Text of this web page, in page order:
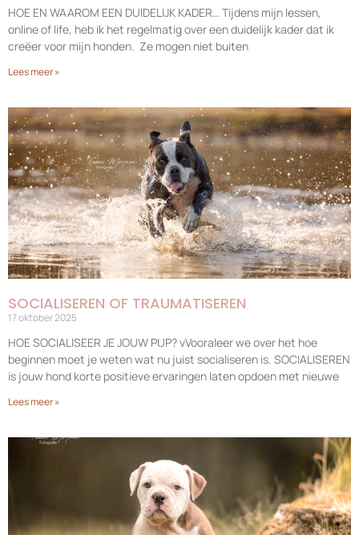
HOE EN WAAROM EEN DUIDELIJK KADER… Tijdens mijn lessen,
online of life, heb ik het regelmatig over een duidelijk kader dat ik
creëer voor mijn honden. Ze mogen niet buiten
Lees meer »
SOCIALISEREN OF TRAUMATISEREN
17 oktober 2025
HOE SOCIALISEER JE JOUW PUP? vVooraleer we over het hoe
beginnen moet je weten wat nu juist socialiseren is. SOCIALISEREN
is jouw hond korte positieve ervaringen laten opdoen met nieuwe
Lees meer »